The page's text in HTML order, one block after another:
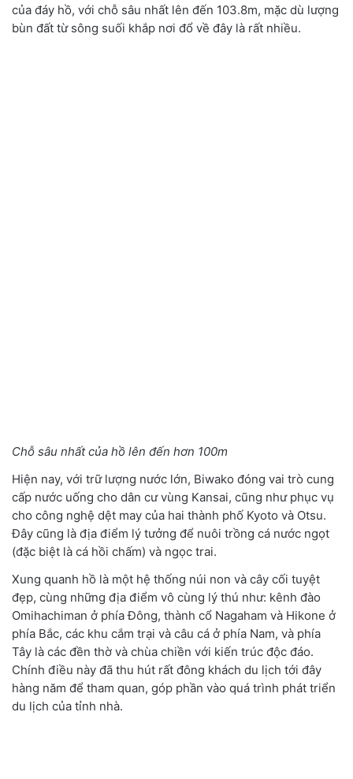
của đáy hồ, với chỗ sâu nhất lên đến 103.8m, mặc dù lượng
bùn đất từ sông suối khắp nơi đổ về đây là rất nhiều.
Chỗ sâu nhất của hồ lên đến hơn 100m
Hiện nay, với trữ lượng nước lớn, Biwako đóng vai trò cung
cấp nước uống cho dân cư vùng Kansai, cũng như phục vụ
cho công nghệ dệt may của hai thành phố Kyoto và Otsu.
Đây cũng là địa điểm lý tưởng để nuôi trồng cá nước ngọt
(đặc biệt là cá hồi chấm) và ngọc trai.
Xung quanh hồ là một hệ thống núi non và cây cối tuyệt
đẹp, cùng những địa điểm vô cùng lý thú như: kênh đào
Omihachiman ở phía Đông, thành cổ Nagaham và Hikone ở
phía Bắc, các khu cắm trại và câu cá ở phía Nam, và phía
Tây là các đền thờ và chùa chiền với kiến trúc độc đáo.
Chính điều này đã thu hút rất đông khách du lịch tới đây
hàng năm để tham quan, góp phần vào quá trình phát triển
du lịch của tỉnh nhà.